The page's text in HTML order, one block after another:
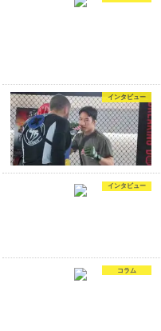
インタビュー
インタビュー
コラム